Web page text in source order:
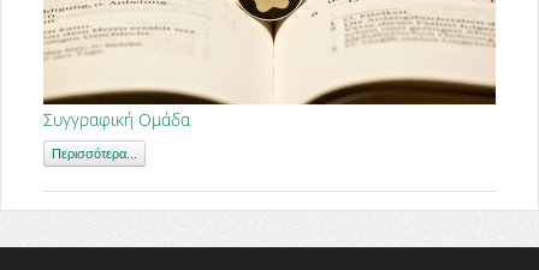
Συγγραφική Ομάδα
Περισσότερα...